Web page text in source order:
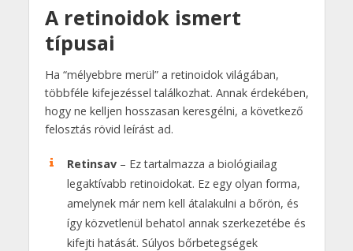
A retinoidok ismert
típusai
Ha “mélyebbre merül” a retinoidok világában,
többféle kifejezéssel találkozhat. Annak érdekében,
hogy ne kelljen hosszasan keresgélni, a következő
felosztás rövid leírást ad.
Retinsav – Ez tartalmazza a biológiailag
legaktívabb retinoidokat. Ez egy olyan forma,
amelynek már nem kell átalakulni a bőrön, és
így közvetlenül behatol annak szerkezetébe és
kifejti hatását. Súlyos bőrbetegségek